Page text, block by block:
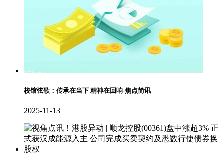
校馆弦歌：传承在当下 精神在回响-焦点简讯
2025-11-13